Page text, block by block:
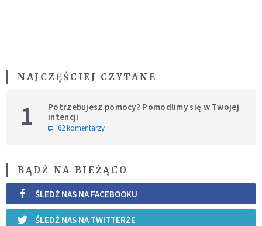
NAJCZĘŚCIEJ CZYTANE
1
Potrzebujesz pomocy? Pomodlimy się w Twojej
intencji
62 komentarzy
BĄDŹ NA BIEŻĄCO
ŚLEDŹ NAS NA FACEBOOKU
ŚLEDŹ NAS NA TWITTERZE